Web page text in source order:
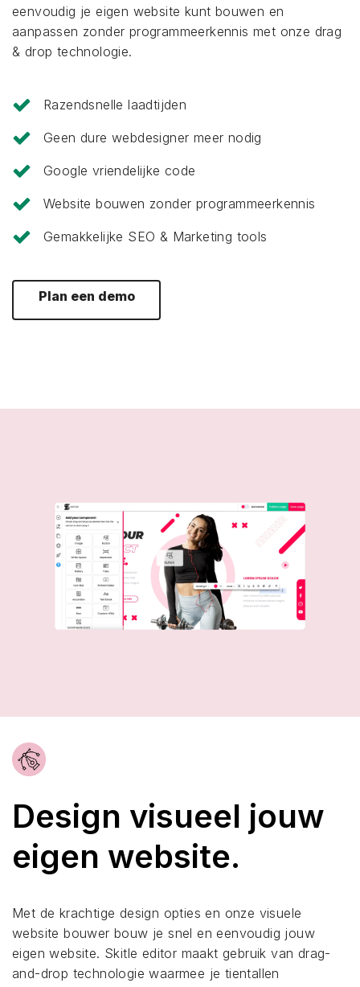
eenvoudig je eigen website kunt bouwen en
aanpassen zonder programmeerkennis met onze drag
& drop technologie.
Razendsnelle laadtijden
Geen dure webdesigner meer nodig
Google vriendelijke code
Website bouwen zonder programmeerkennis
Gemakkelijke SEO & Marketing tools
Plan een demo
Design visueel jouw
eigen website.
Met de krachtige design opties en onze visuele
website bouwer bouw je snel en eenvoudig jouw
eigen website. Skitle editor maakt gebruik van drag-
and-drop technologie waarmee je tientallen